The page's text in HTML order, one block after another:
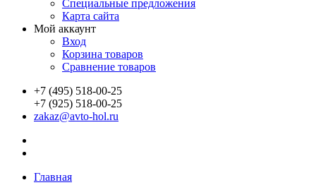
Специальные предложения
Карта сайта
Мой аккаунт
Вход
Корзина товаров
Сравнение товаров
+7 (495) 518-00-25
+7 (925) 518-00-25
zakaz@avto-hol.ru
Главная